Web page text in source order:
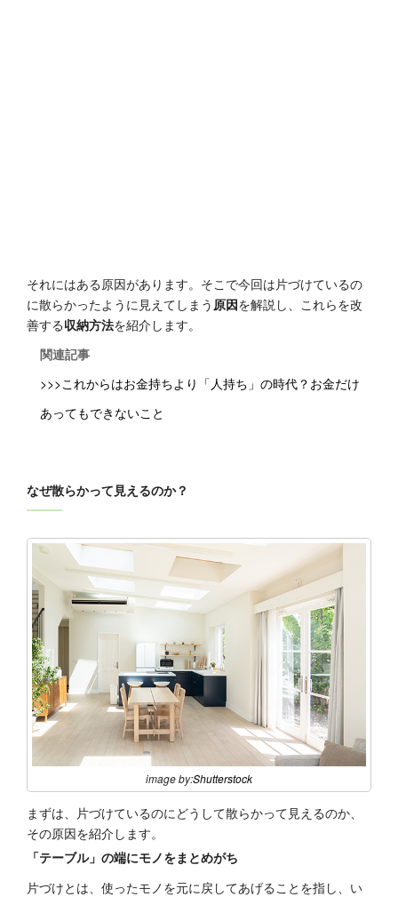
それにはある原因があります。そこで今回は片づけているの
に散らかったように見えてしまう 原因を解説し、これらを改
善する収納方法を紹介します。
関連記事
>>>これからはお金持ちより「人持ち」の時代？お金だけ
あってもできないこと
なぜ散らかって見えるのか？
image by:Shutterstock
まずは、片づけているのにどうして散らかって見えるのか、
その原因を紹介します。
「テーブル」の端にモノをまとめがち
片づけとは、使ったモノを元に戻してあげることを指し、い